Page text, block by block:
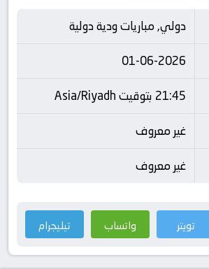
دولي, مباريات ودية دولية
01-06-2026
21:45 بتوقيت Asia/Riyadh
غير معروف
غير معروف
تويتر واتساب تيليجرام